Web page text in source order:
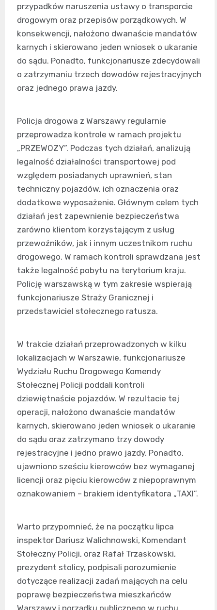
przypadków naruszenia ustawy o transporcie
drogowym oraz przepisów porządkowych. W
konsekwencji, nałożono dwanaście mandatów
karnych i skierowano jeden wniosek o ukaranie
do sądu. Ponadto, funkcjonariusze zdecydowali
o zatrzymaniu trzech dowodów rejestracyjnych
oraz jednego prawa jazdy.
Policja drogowa z Warszawy regularnie
przeprowadza kontrole w ramach projektu
„PRZEWOZY”. Podczas tych działań, analizują
legalność działalności transportowej pod
względem posiadanych uprawnień, stan
techniczny pojazdów, ich oznaczenia oraz
dodatkowe wyposażenie. Głównym celem tych
działań jest zapewnienie bezpieczeństwa
zarówno klientom korzystającym z usług
przewoźników, jak i innym uczestnikom ruchu
drogowego. W ramach kontroli sprawdzana jest
także legalność pobytu na terytorium kraju.
Policję warszawską w tym zakresie wspierają
funkcjonariusze Straży Granicznej i
przedstawiciel stołecznego ratusza.
W trakcie działań przeprowadzonych w kilku
lokalizacjach w Warszawie, funkcjonariusze
Wydziału Ruchu Drogowego Komendy
Stołecznej Policji poddali kontroli
dziewiętnaście pojazdów. W rezultacie tej
operacji, nałożono dwanaście mandatów
karnych, skierowano jeden wniosek o ukaranie
do sądu oraz zatrzymano trzy dowody
rejestracyjne i jedno prawo jazdy. Ponadto,
ujawniono sześciu kierowców bez wymaganej
licencji oraz pięciu kierowców z niepoprawnym
oznakowaniem – brakiem identyfikatora „TAXI”.
Warto przypomnieć, że na początku lipca
inspektor Dariusz Walichnowski, Komendant
Stołeczny Policji, oraz Rafał Trzaskowski,
prezydent stolicy, podpisali porozumienie
dotyczące realizacji zadań mających na celu
poprawę bezpieczeństwa mieszkańców